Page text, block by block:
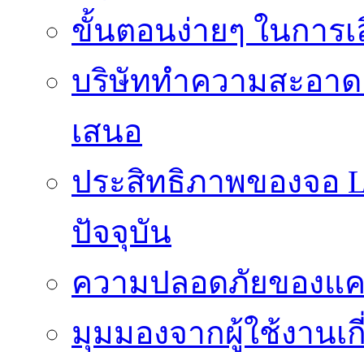
ขั้นตอนง่ายๆ ในการ
บริษัททำความสะอา
เสนอ
ประสิทธิภาพของจอ
ปัจจุบัน
ความปลอดภัยของแ
มุมมองจากผู้ใช้งาน